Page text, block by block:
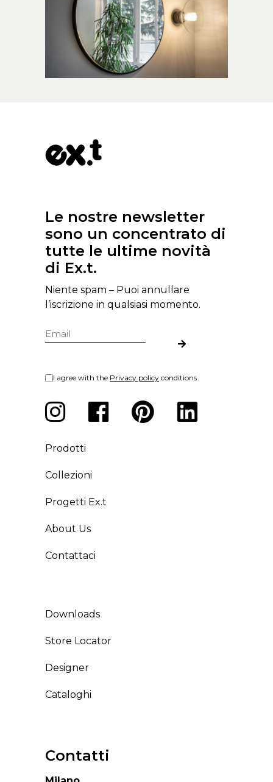
Le nostre newsletter
sono un concentrato di
tutte le ultime novità
di Ex.t.
Niente spam – Puoi annullare
l’iscrizione in qualsiasi momento.
I agree with the Privacy policy conditions
Prodotti
Collezioni
Progetti Ex.t
About Us
Contattaci
Downloads
Store Locator
Designer
Cataloghi
Contatti